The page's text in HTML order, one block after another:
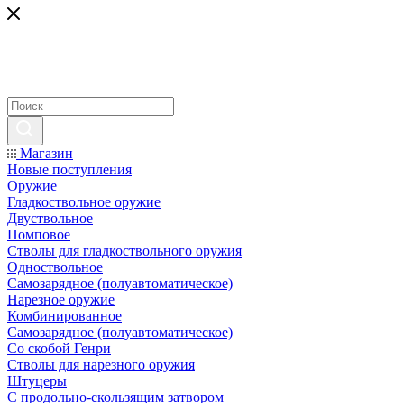
Магазин
Новые поступления
Оружие
Гладкоствольное оружие
Двуствольное
Помповое
Стволы для гладкоствольного оружия
Одноствольное
Самозарядное (полуавтоматическое)
Нарезное оружие
Комбинированное
Самозарядное (полуавтоматическое)
Со скобой Генри
Стволы для нарезного оружия
Штуцеры
С продольно-скользящим затвором